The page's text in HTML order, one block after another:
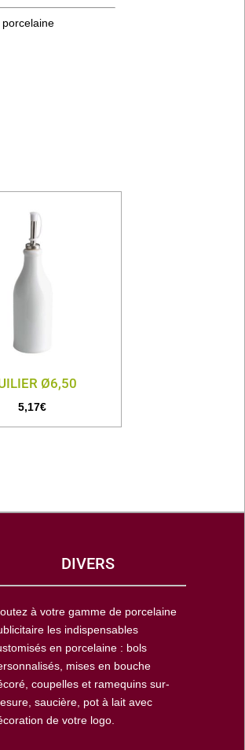
Ø6,50
5,17€
DIVERS
à votre gamme de porcelaine
les indispensables
en porcelaine : bols
mises en bouche
coupelles et ramequins sur-
saucière, pot à lait avec
de votre logo.